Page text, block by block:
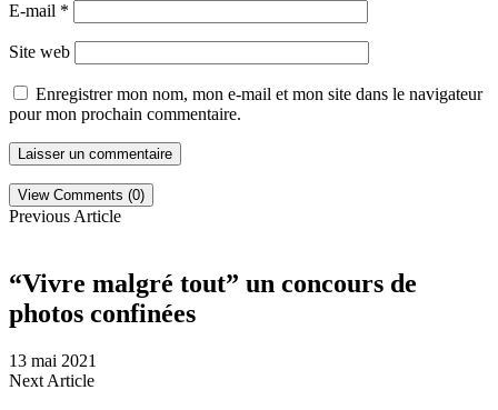
E-mail *
Site web
Enregistrer mon nom, mon e-mail et mon site dans le navigateur
pour mon prochain commentaire.
View Comments (0)
Previous Article
“Vivre malgré tout” un concours de
photos confinées
13 mai 2021
Next Article